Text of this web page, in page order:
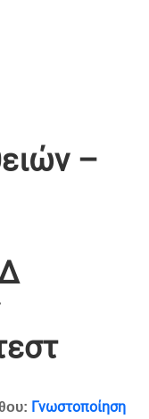
–
Γνωστοποίηση